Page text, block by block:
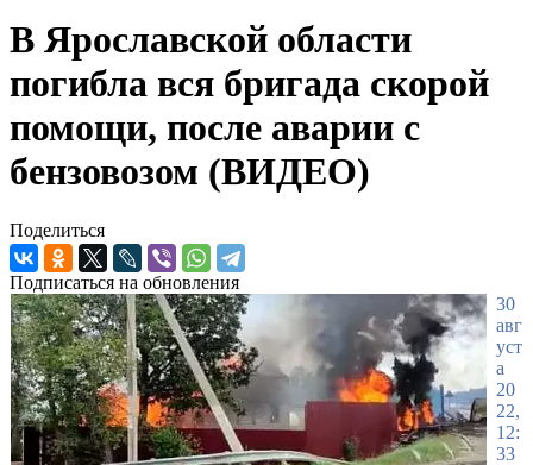
В Ярославской области
погибла вся бригада скорой
помощи, после аварии с
бензовозом (ВИДЕО)
Поделиться
Подписаться на обновления
30
авг
уст
а
20
22,
12:
33